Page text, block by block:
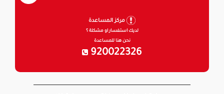
مركز المساعدة
لديك استفسار او مشكلة ؟
نحن هنا للمساعدة
920022326